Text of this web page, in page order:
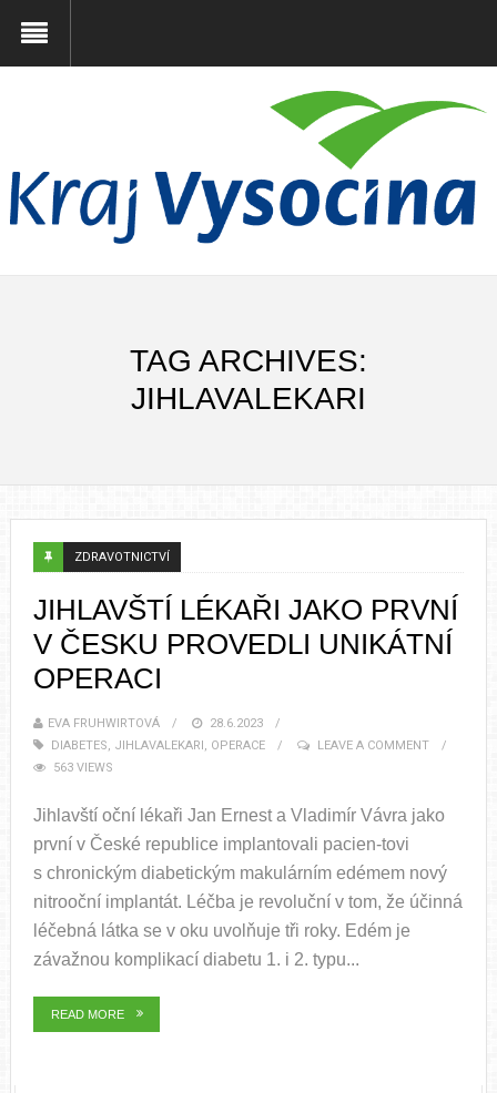
TAG ARCHIVES:
JIHLAVALEKARI
ZDRAVOTNICTVÍ
JIHLAVŠTÍ LÉKAŘI JAKO PRVNÍ
V ČESKU PROVEDLI UNIKÁTNÍ
OPERACI
EVA FRUHWIRTOVÁ
28.6.2023
DIABETES, JIHLAVALEKARI , OPERACE
LEAVE A COMMENT
563 VIEWS
Jihlavští oční lékaři Jan Ernest a Vladimír Vávra jako
první v České republice implantovali pacien-tovi
s chronickým diabetickým makulárním edémem nový
nitrooční implantát. Léčba je revoluční v tom, že účinná
léčebná látka se v oku uvolňuje tři roky. Edém je
závažnou komplikací diabetu 1. i 2. typu...
READ MORE